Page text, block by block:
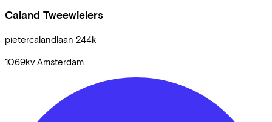
Caland Tweewielers
pietercalandlaan 244k
1069kv Amsterdam